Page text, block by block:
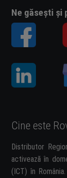
Ne găsești și
Cine este
Distributor
activează în
(ICT) în